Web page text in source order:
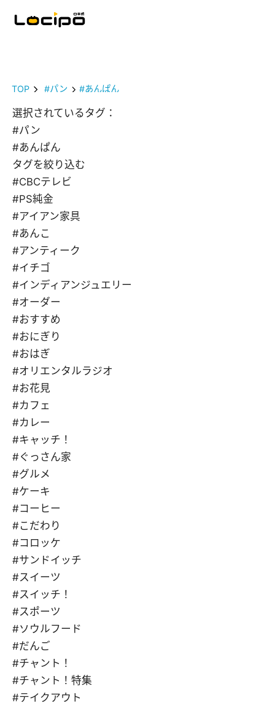
TOP #パン #あんぱん
選択されているタグ：
#パン
#あんぱん
タグを絞り込む
#CBCテレビ
#PS純金
#アイアン家具
#あんこ
#アンティーク
#イチゴ
#インディアンジュエリー
#オーダー
#おすすめ
#おにぎり
#おはぎ
#オリエンタルラジオ
#お花見
#カフェ
#カレー
#キャッチ！
#ぐっさん家
#グルメ
#ケーキ
#コーヒー
#こだわり
#コロッケ
#サンドイッチ
#スイーツ
#スイッチ！
#スポーツ
#ソウルフード
#だんご
#チャント！
#チャント！特集
#テイクアウト